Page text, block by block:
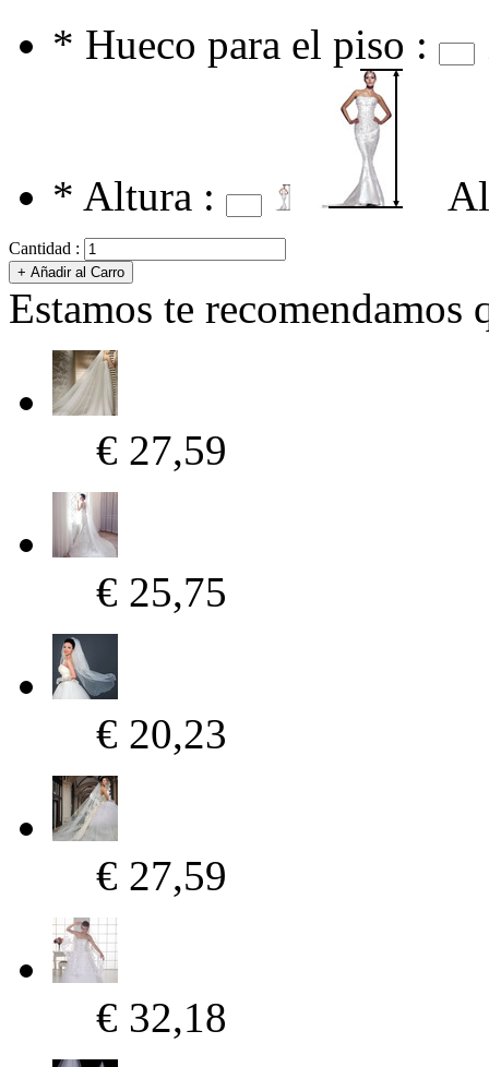
* Hueco para el piso :
* Altura :
Cantidad :
Estamos te recomendamos
€ 27,59
€ 25,75
€ 20,23
€ 27,59
€ 32,18